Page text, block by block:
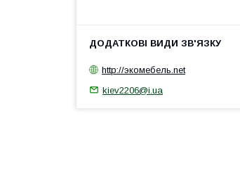
http://экомебель.net
kiev2206@i.ua